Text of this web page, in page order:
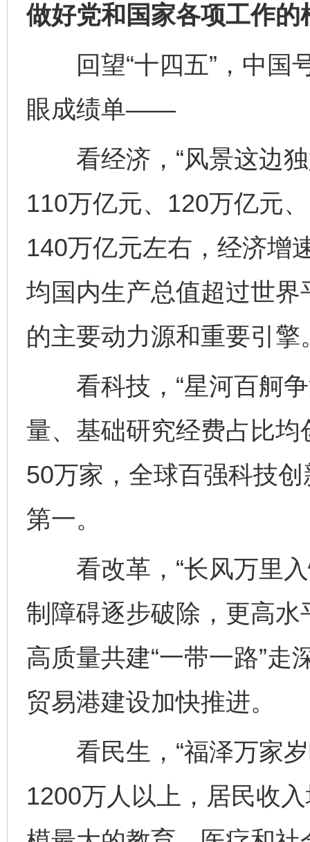
做好党和国家各项工作的
回望“十四五”，中国
眼成绩单——
看经济，“风景这边独
110万亿元、120万亿元
140万亿元左右，经济增
均国内生产总值超过世
的主要动力源和重要引擎
看科技，“星河百舸争
量、基础研究经费占比
50万家，全球百强科技
第一。
看改革，“长风万里入
制障碍逐步破除，更高
高质量共建“一带一路”
贸易港建设加快推进。
看民生，“福泽万家岁
1200万人以上，居民收